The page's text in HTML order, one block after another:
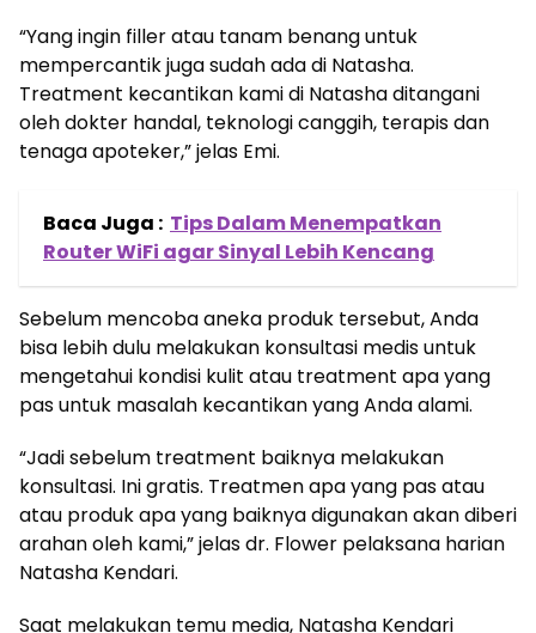
“Yang ingin filler atau tanam benang untuk
mempercantik juga sudah ada di Natasha.
Treatment kecantikan kami di Natasha ditangani
oleh dokter handal, teknologi canggih, terapis dan
tenaga apoteker,” jelas Emi.
Baca Juga : Tips Dalam Menempatkan
Router WiFi agar Sinyal Lebih Kencang
Sebelum mencoba aneka produk tersebut, Anda
bisa lebih dulu melakukan konsultasi medis untuk
mengetahui kondisi kulit atau treatment apa yang
pas untuk masalah kecantikan yang Anda alami.
“Jadi sebelum treatment baiknya melakukan
konsultasi. Ini gratis. Treatmen apa yang pas atau
atau produk apa yang baiknya digunakan akan diberi
arahan oleh kami,” jelas dr. Flower pelaksana harian
Natasha Kendari.
Saat melakukan temu media, Natasha Kendari